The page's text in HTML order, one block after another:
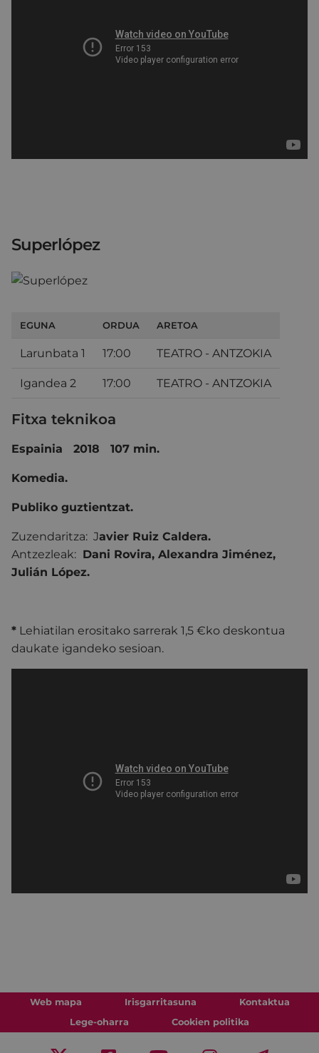
Superlópez
EGUNA ORDUA ARETOA
Larunbata 1 17:00 TEATRO - ANTZOKIA
Igandea 2 17:00 TEATRO - ANTZOKIA
Fitxa teknikoa
Espainia 2018 107 min.
Komedia.
Publiko guztientzat.
Zuzendaritza: Javier Ruiz Caldera.
Antzezleak: Dani Rovira, Alexandra Jiménez,
Julián López.
* Lehiatilan erositako sarrerak 1,5 €ko deskontua
daukate igandeko sesioan.
Web mapa Irisgarritasuna
Kontaktua
Lege-oharra
Cookien politika